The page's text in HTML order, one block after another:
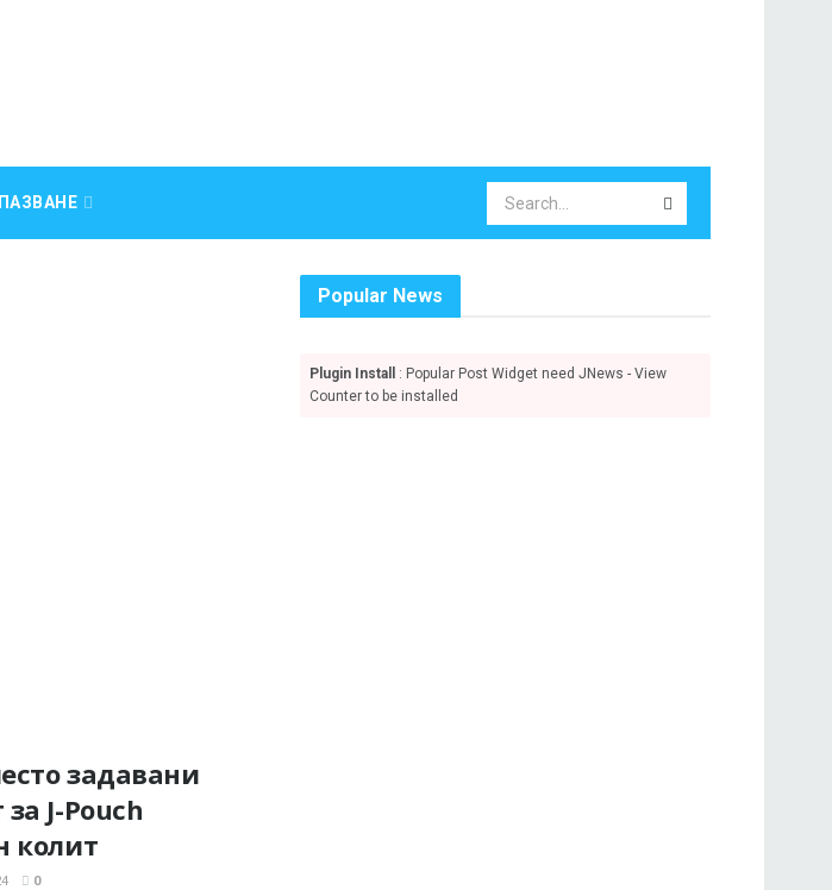
задавани
J-Pouch
колит
0
Popular News
Plugin Install
: Popular Post Widget need JNews - View
Counter to be installed